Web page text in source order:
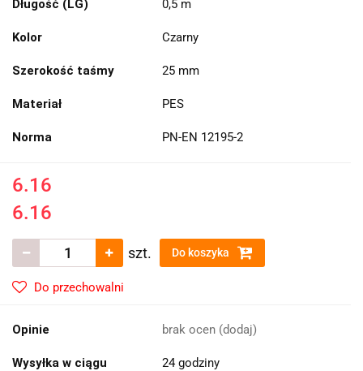
Długość (LG) 0,5 m
Kolor Czarny
Szerokość taśmy 25 mm
Materiał PES
Norma PN-EN 12195-2
6.16
6.16
szt. Do koszyka
Do przechowalni
Opinie brak ocen (dodaj)
Wysyłka w ciągu 24 godziny